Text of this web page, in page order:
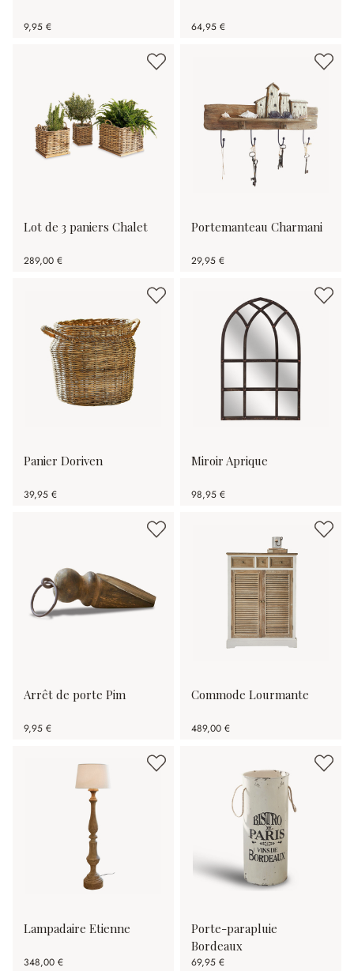
9,95 € 64,95 €
Lot de 3 paniers Chalet
289,00 €
Portemanteau Charmani
29,95 €
Panier Doriven
39,95 €
Miroir Aprique
98,95 €
Arrêt de porte Pim
9,95 €
Commode Lourmante
489,00 €
Lampadaire Etienne
348,00 €
Porte-parapluie
Bordeaux
69,95 €